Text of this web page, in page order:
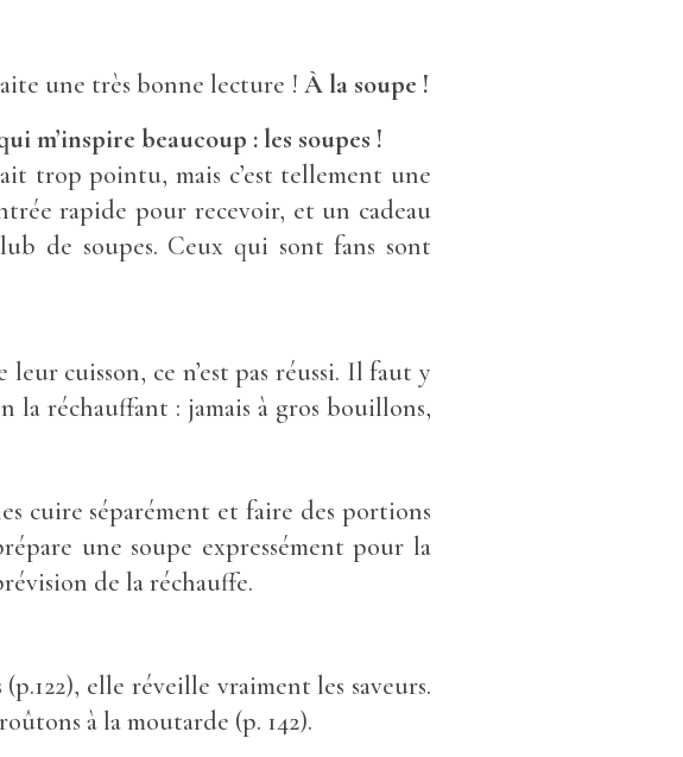
une très bonne lecture ! À la soupe !
m’inspire beaucoup : les soupes !
trop pointu, mais c’est tellement une
rapide pour recevoir, et un cadeau
de soupes. Ceux qui sont fans sont
cuisson, ce n’est pas réussi. Il faut y
la réchauffant : jamais à gros bouillons,
cuire séparément et faire des portions
une soupe expressément pour la
de la réchauffe.
elle réveille vraiment les saveurs.
à la moutarde (p. 142).